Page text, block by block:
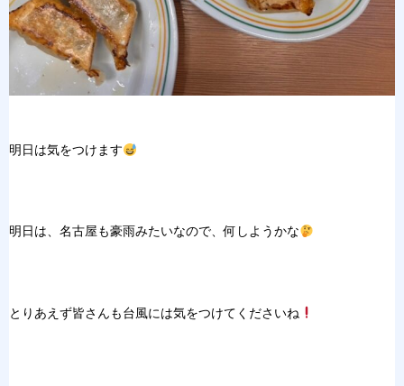
明日は気をつけます
明日は、名古屋も豪雨みたいなので、何しようかな
とりあえず皆さんも台風には気をつけてくださいね